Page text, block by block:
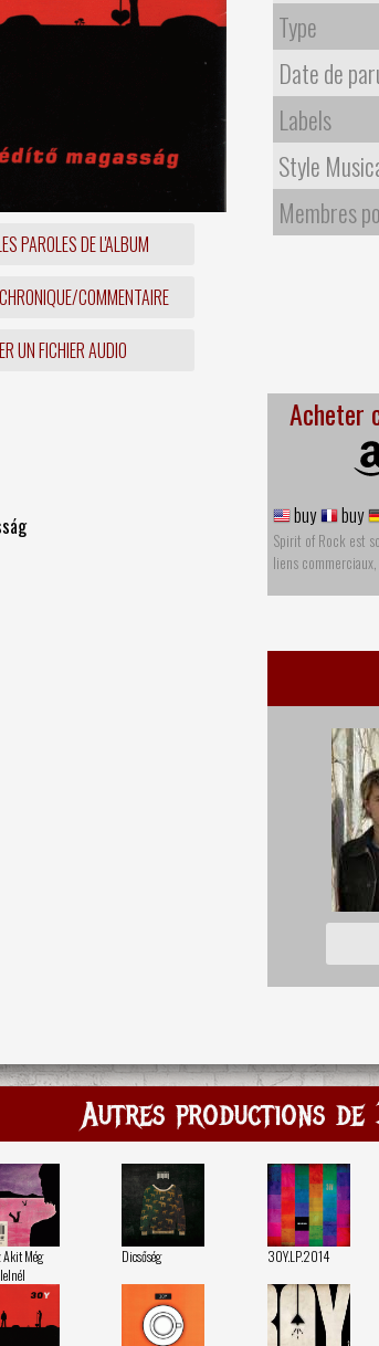
PAROLES DE L'ALBUM
COMMENTAIRE
UN FICHIER AUDIO
Type
Date de
Labels
Style
Membres
Acheter
buy buy
Spirit of Rock est
liens
Autres productions de
Akit Még
Dicsőség 30Y.LP.2014